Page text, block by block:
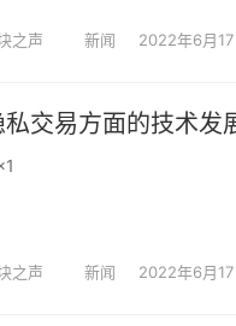
之声 新闻 2022年6月17
私交易方面的技术发
之声 新闻 2022年6月17